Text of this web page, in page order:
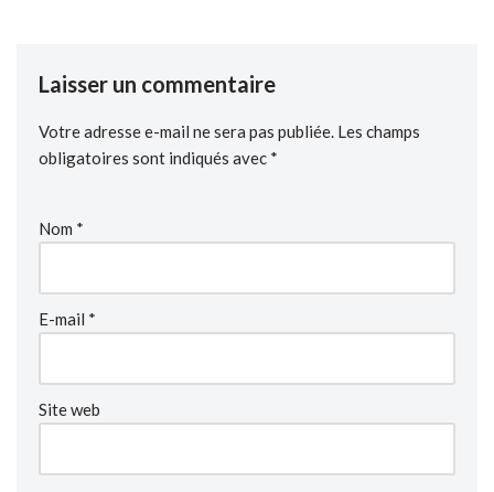
Laisser un commentaire
Votre adresse e-mail ne sera pas publiée. Les champs
obligatoires sont indiqués avec *
Nom *
E-mail *
Site web